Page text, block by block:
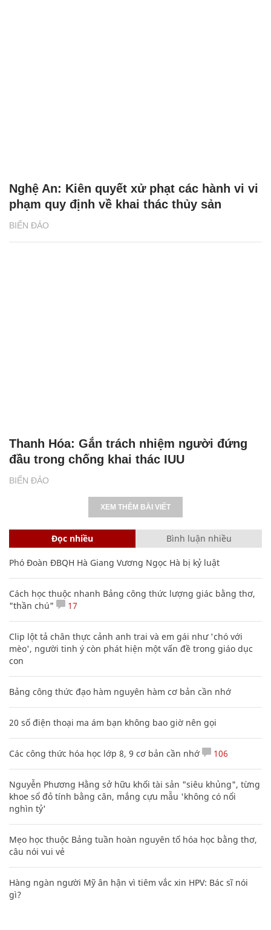
BIỂN ĐẢO
Nghệ An: Kiên quyết xử phạt các hành vi vi
phạm quy định về khai thác thủy sản
BIỂN ĐẢO
Thanh Hóa: Gắn trách nhiệm người đứng
đầu trong chống khai thác IUU
XEM THÊM BÀI VIẾT
Đọc nhiều Bình luận nhiều
Phó Đoàn ĐBQH Hà Giang Vương Ngọc Hà bị kỷ luật
Cách học thuộc nhanh Bảng công thức lượng giác bằng thơ,
"thần chú"
17
Clip lột tả chân thực cảnh anh trai và em gái như 'chó với
mèo', người tinh ý còn phát hiện một vấn đề trong giáo dục
con
Bảng công thức đạo hàm nguyên hàm cơ bản cần nhớ
20 số điện thoại ma ám bạn không bao giờ nên gọi
Các công thức hóa học lớp 8, 9 cơ bản cần nhớ 106
Nguyễn Phương Hằng sở hữu khối tài sản "siêu khủng", từng
khoe sổ đỏ tính bằng cân, mắng cựu mẫu 'không có nổi
nghìn tỷ'
Mẹo học thuộc Bảng tuần hoàn nguyên tố hóa học bằng thơ,
câu nói vui vẻ
Hàng ngàn người Mỹ ân hận vì tiêm vắc xin HPV: Bác sĩ nói
gì?